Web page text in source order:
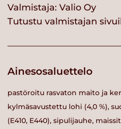
Valmistaja: Valio Oy
Tutustu valmistajan
Ainesosaluettelo
pastöroitu rasvaton maito ja
kylmäsavustettu lohi (4,0 %),
(E410, E440), sipulijauhe,